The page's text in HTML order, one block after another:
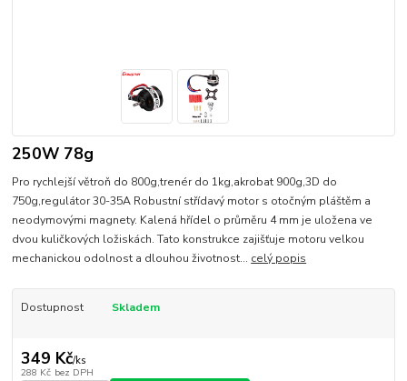
250W 78g
Pro rychlejší větroň do 800g,trenér do 1kg,akrobat 900g,3D do
750g,regulátor 30-35A Robustní střídavý motor s otočným pláštěm a
neodymovými magnety. Kalená hřídel o průměru 4 mm je uložena ve
dvou kuličkových ložiskách. Tato konstrukce zajišťuje motoru velkou
mechanickou odolnost a dlouhou životnost... celý popis
Dostupnost Skladem
349 Kč/ks
288 Kč bez DPH